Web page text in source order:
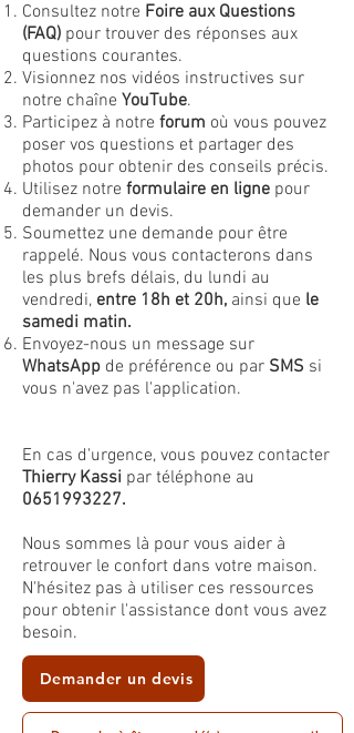
Consultez notre Foire aux Questions
(FAQ) pour trouver des réponses aux
questions courantes.
Visionnez nos vidéos instructives sur
notre chaîne YouTube.
Participez à notre forum où vous pouvez
poser vos questions et partager des
photos pour obtenir des conseils précis.
Utilisez notre formulaire en ligne pour
demander un devis.
Soumettez une demande pour être
rappelé. Nous vous contacterons dans
les plus brefs délais, du lundi au
vendredi, entre 18h et 20h, ainsi que le
samedi matin.
Envoyez-nous un message sur
WhatsApp de préférence ou par SMS si
vous n'avez pas l'application.
En cas d'urgence, vous pouvez contacter
Thierry Kassi par téléphone au
0651993227.
Nous sommes là pour vous aider à
retrouver le confort dans votre maison.
N'hésitez pas à utiliser ces ressources
pour obtenir l'assistance dont vous avez
besoin.
Demander un devis